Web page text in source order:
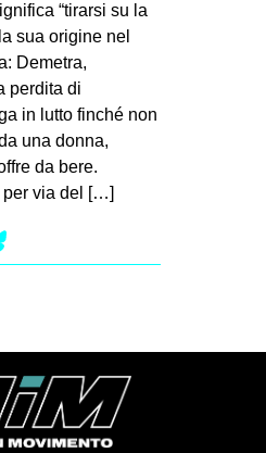
SPAZI
POPOLARE
“tirarsi su la
sua origine nel
Demetra,
perdita di
in lutto finché non
una donna,
da bere.
via del […]